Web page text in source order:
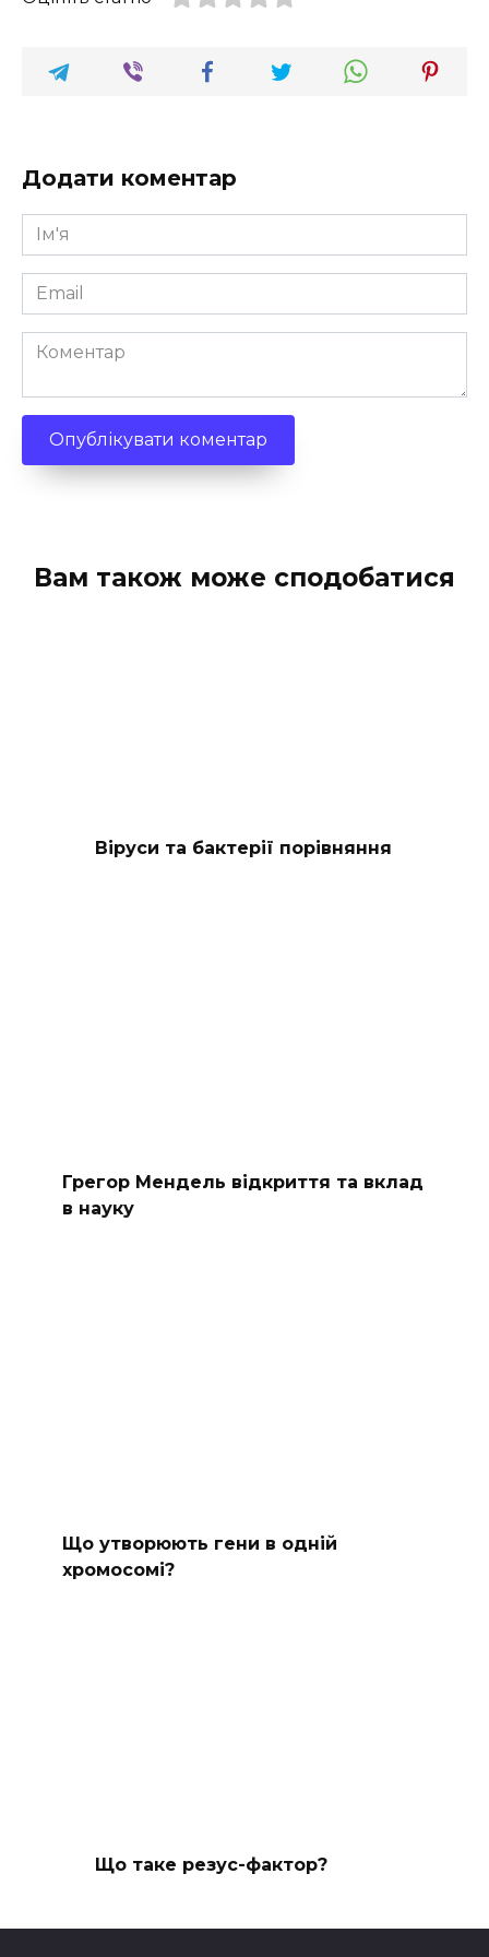
Додати коментар
Ім'я
*
Email
*
Коментар
Вам також може сподобатися
Віруси та бактерії порівняння
Грегор Мендель відкриття та вклад
в науку
Що утворюють гени в одній
хромосомі?
Що таке резус-фактор?